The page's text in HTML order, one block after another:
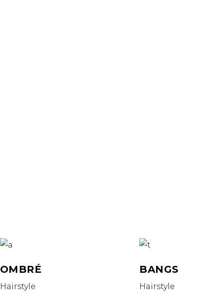
OMBRÉ
Hairstyle
BANGS
Hairstyle